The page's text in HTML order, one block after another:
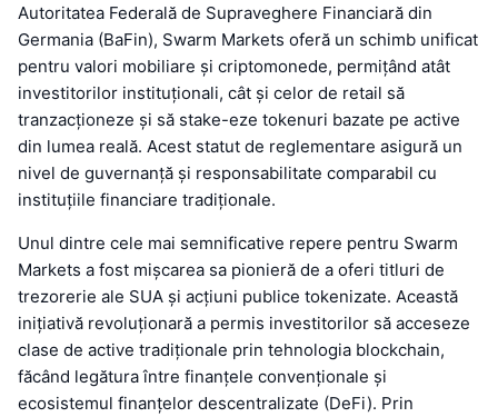
Autoritatea Federală de Supraveghere Financiară din
Germania (BaFin), Swarm Markets oferă un schimb unificat
pentru valori mobiliare și criptomonede, permițând atât
investitorilor instituționali, cât și celor de retail să
tranzacționeze și să stake-eze tokenuri bazate pe active
din lumea reală. Acest statut de reglementare asigură un
nivel de guvernanță și responsabilitate comparabil cu
instituțiile financiare tradiționale.
Unul dintre cele mai semnificative repere pentru Swarm
Markets a fost mișcarea sa pionieră de a oferi titluri de
trezorerie ale SUA și acțiuni publice tokenizate. Această
inițiativă revoluționară a permis investitorilor să acceseze
clase de active tradiționale prin tehnologia blockchain,
făcând legătura între finanțele convenționale și
ecosistemul finanțelor descentralizate (DeFi). Prin